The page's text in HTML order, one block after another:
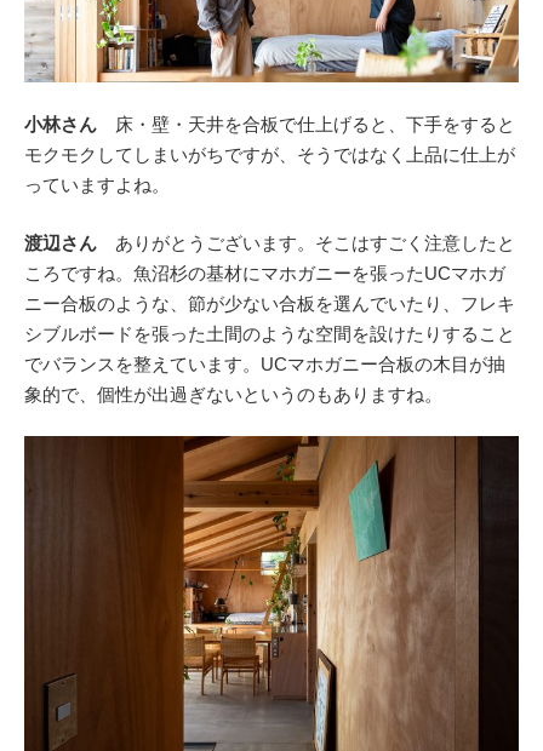
小林さん 床・壁・天井を合板で仕上げると、下手をすると
モクモクしてしまいがちですが、そうではなく上品に仕上が
っていますよね。
渡辺さん ありがとうございます。そこはすごく注意したと
ころですね。魚沼杉の基材にマホガニーを張ったUCマホガ
ニー合板のような、節が少ない合板を選んでいたり、フレキ
シブルボードを張った土間のような空間を設けたりすること
でバランスを整えています。UCマホガニー合板の木目が抽
象的で、個性が出過ぎないというのもありますね。